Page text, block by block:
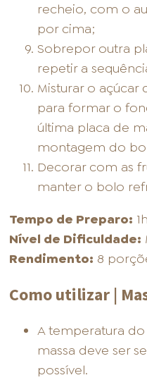
recheio, com o
por cima;
Sobrepor outra
repetir a
Misturar o
para formar o
última placa de
montagem do
Decorar com as
manter o bolo
Tempo de Preparo:
Nível de Dificuldade:
Rendimento: 8
Como utilizar |
A temperatura
massa deve ser
possível.